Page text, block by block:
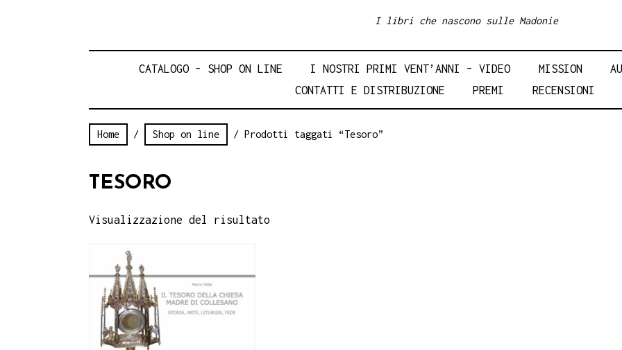
I libri che nascono sulle Madonie
CATALOGO – SHOP ON LINE I NOSTRI PRIMI VENT’ANNI – VIDEO MISSION
CONTATTI E DISTRIBUZIONE
PREMI RECENSIONI
Home / Shop on line / Prodotti taggati “Tesoro”
TESORO
Visualizzazione del risultato